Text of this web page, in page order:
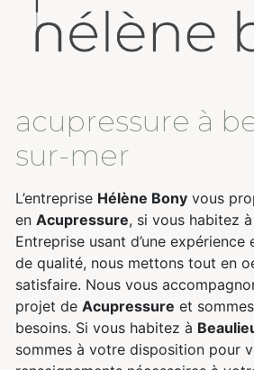
acupressure à
sur-mer
L’entreprise Hélène Bony vous
en Acupressure, si vous habitez à
Entreprise usant d’une expérience
de qualité, nous mettons tout en
satisfaire. Nous vous
projet de Acupressure et
besoins. Si vous habitez à
sommes à votre disposition pour